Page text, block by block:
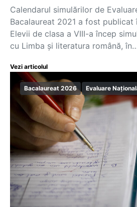
Calendarul simulărilor de
Bacalaureat 2021 a fost
Elevii de clasa a VIII-a încep
cu Limba și literatura română,
Vezi articolul
Bacalaureat 2026 Evaluare